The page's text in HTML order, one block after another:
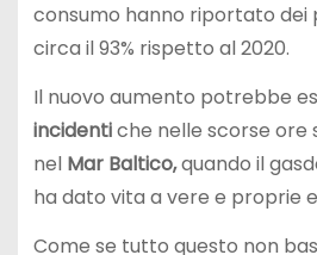
consumo hanno riportato dei
circa il 93% rispetto al 2020.
Il nuovo aumento potrebbe
incidentiche nelle scorse ore
nel Mar Baltico,quando il
ha dato vita a vere e proprie
Come se tutto questo non